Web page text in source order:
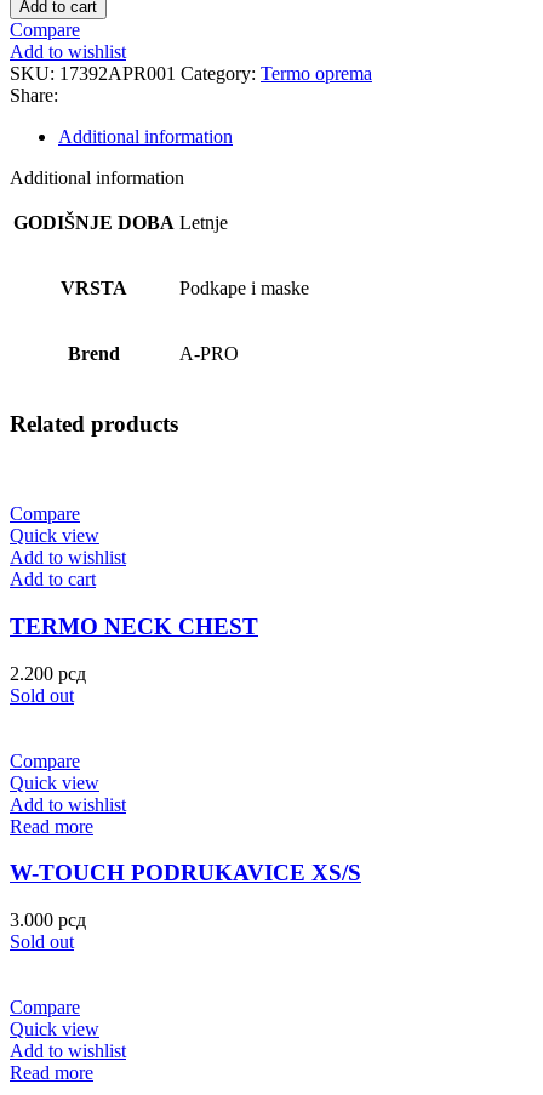
quantity
Add to cart
Compare
Add to wishlist
SKU: 17392APR001 Category: Termo oprema
Share:
Additional information
Additional information
GODIŠNJE DOBA Letnje
VRSTA Podkape i maske
Brend A-PRO
Related products
Compare
Quick view
Add to wishlist
Add to cart
TERMO NECK CHEST
2.200 рсд
Sold out
Compare
Quick view
Add to wishlist
Read more
W-TOUCH PODRUKAVICE XS/S
3.000 рсд
Sold out
Compare
Quick view
Add to wishlist
Read more